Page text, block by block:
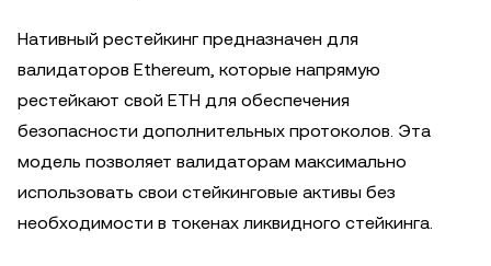
Нативный рестейкинг предназначен для
валидаторов Ethereum, которые напрямую
рестейкают свой ETH для обеспечения
безопасности дополнительных протоколов. Эта
модель позволяет валидаторам максимально
использовать свои стейкинговые активы без
необходимости в токенах ликвидного стейкинга.